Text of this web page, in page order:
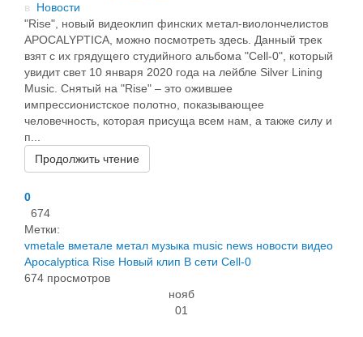
в Новости
"Rise", новый видеоклип финских метал-виолончелистов
APOCALYPTICA, можно посмотреть здесь. Данный трек
взят с их грядущего студийного альбома "Cell-0", который
увидит свет 10 января 2020 года на лейбле Silver Lining
Music. Снятый на "Rise" – это ожившее
импрессионистское полотно, показывающее
человечность, которая присуща всем нам, а также силу и
п...
Продолжить чтение
0
674
Метки:
vmetale вметале метал музыка music news новости видео
Apocalyptica Rise Новый клип В сети Cell-0
674 просмотров
нояб
01